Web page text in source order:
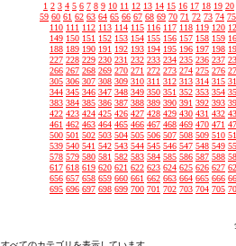
1 2 3 4 5 6 7 8 9 10 11 12 13 14 15 16 17 18 19 20
59 60 61 62 63 64 65 66 67 68 69 70 71 72 73 74 75
110 111 112 113 114 115 116 117 118 119 120
149 150 151 152 153 154 155 156 157 158 159
188 189 190 191 192 193 194 195 196 197 198
227 228 229 230 231 232 233 234 235 236 237
266 267 268 269 270 271 272 273 274 275 276
305 306 307 308 309 310 311 312 313 314 315
344 345 346 347 348 349 350 351 352 353 354
383 384 385 386 387 388 389 390 391 392 393
422 423 424 425 426 427 428 429 430 431 432
461 462 463 464 465 466 467 468 469 470 471
500 501 502 503 504 505 506 507 508 509 510
539 540 541 542 543 544 545 546 547 548 549
578 579 580 581 582 583 584 585 586 587 588
617 618 619 620 621 622 623 624 625 626 627
656 657 658 659 660 661 662 663 664 665 666
695 696 697 698 699 700 701 702 703 704 705